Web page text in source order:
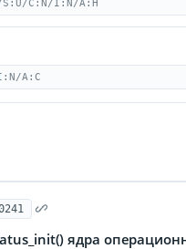
S:U/C:N/I:N/A:H
A:C
ядра